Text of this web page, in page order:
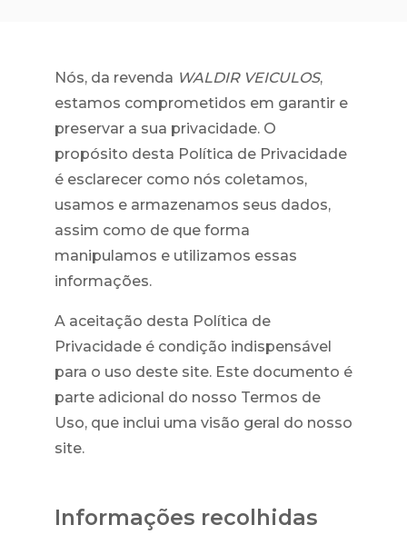
Nós, da revenda WALDIR VEICULOS,
estamos comprometidos em garantir e
preservar a sua privacidade. O
propósito desta Política de Privacidade
é esclarecer como nós coletamos,
usamos e armazenamos seus dados,
assim como de que forma
manipulamos e utilizamos essas
informações.
A aceitação desta Política de
Privacidade é condição indispensável
para o uso deste site. Este documento é
parte adicional do nosso Termos de
Uso, que inclui uma visão geral do nosso
site.
Informações recolhidas